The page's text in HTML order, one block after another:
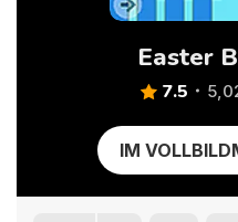
Easter
7.5
IM